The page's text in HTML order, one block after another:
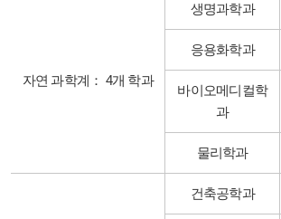
자연 과학계： 4개 학과
생명과학과
응용화학과
바이오메디컬학
과
물리학과
건축공학과